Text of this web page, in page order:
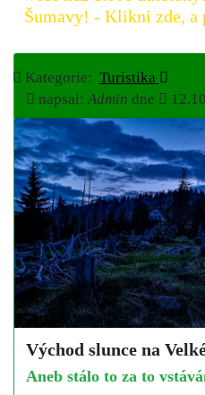
Šumavy! - Klikni zde, a
Kategorie: Turistika
napsal:Admin dne
Východ slunce na
Aneb stálo to za to